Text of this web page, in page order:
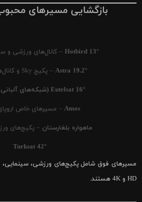
بازگشایی مسیرهای
Hotbird 13° – کانال‌های ورزشی و
Astra 19.2° – پکیج Sky و کانال‌های آلمانی
Eutelsat 16° (شبکه‌های آلبانی 16 درجه)
Amos – مسیرهای خاص
ماهواره بلغارستان – پکیج‌های
Turksat 42°
مسیرهای فوق شامل پکیج‌های ورزشی، سینمایی،
HD و 4K هستند.